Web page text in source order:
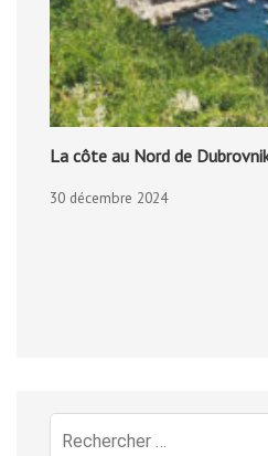
La côte au Nord de
30 décembre 2024
Recherche